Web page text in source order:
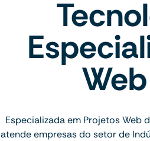
Especializada em Projetos Web
atende empresas do setor de